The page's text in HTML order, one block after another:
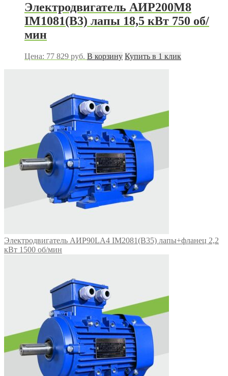
Электродвигатель АИР200М8
IM1081(B3) лапы 18,5 кВт 750 об/
мин
Цена: 77 829 руб. В корзину Купить в 1 клик
Электродвигатель АИР90LA4 IM2081(B35) лапы+фланец 2,2
кВт 1500 об/мин